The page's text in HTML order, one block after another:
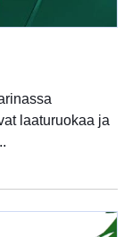
laaturuokaa ja